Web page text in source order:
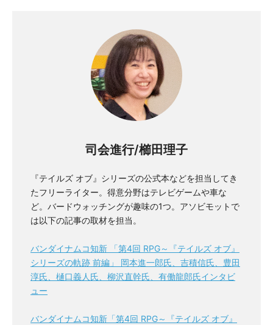
司会進行/櫛田理子
『テイルズ オブ』シリーズの公式本などを担当してき
たフリーライター。得意分野はテレビゲームや車な
ど。バードウォッチングが趣味の1つ。アソビモットで
は以下の記事の取材を担当。
バンダイナムコ知新 「第4回 RPG～『テイルズ オブ』
シリーズの軌跡 前編」 岡本進一郎氏、吉積信氏、豊田
淳氏、樋口義人氏、柳沢直幹氏、有働龍郎氏インタビ
ュー
バンダイナムコ知新「第4回 RPG～『テイルズ オブ』